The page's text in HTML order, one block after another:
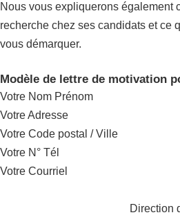
Nous vous expliquerons également
recherche chez ses candidats et ce
vous démarquer.
Modèle de lettre de motivation
Votre Nom Prénom
Votre Adresse
Votre Code postal / Ville
Votre N° Tél
Votre Courriel
Direction